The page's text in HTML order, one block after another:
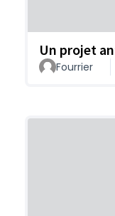
Un projet
Fourrier